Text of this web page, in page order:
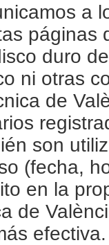
a
páginas
duro
ni otras
de
son
(fecha,
en la
de
efectiva.